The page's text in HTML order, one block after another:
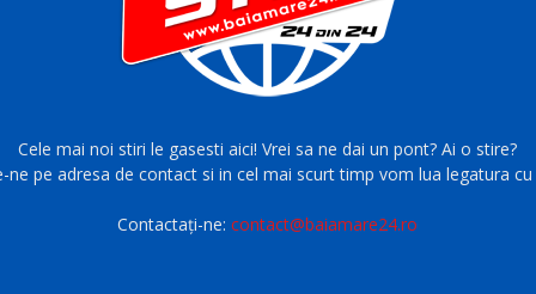
Cele mai noi stiri le gasesti aici! Vrei sa ne dai un pont? Ai o stire?
ne pe adresa de contact si in cel mai scurt timp vom lua legatura
Contactați-ne:contact@baiamare24.ro